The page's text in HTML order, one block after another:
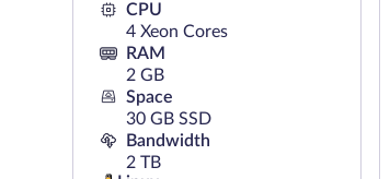
CPU
4 Xeon Cores
RAM
2 GB
Space
30 GB SSD
Bandwidth
2 TB